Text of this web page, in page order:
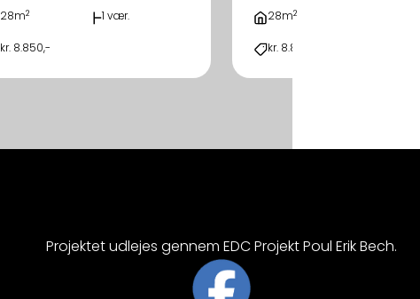
28m2 1 vær.
kr. 8.850,-
28m2
kr. 8.850,-
Projektet udlejes gennem EDC Projekt Poul Erik Bech.